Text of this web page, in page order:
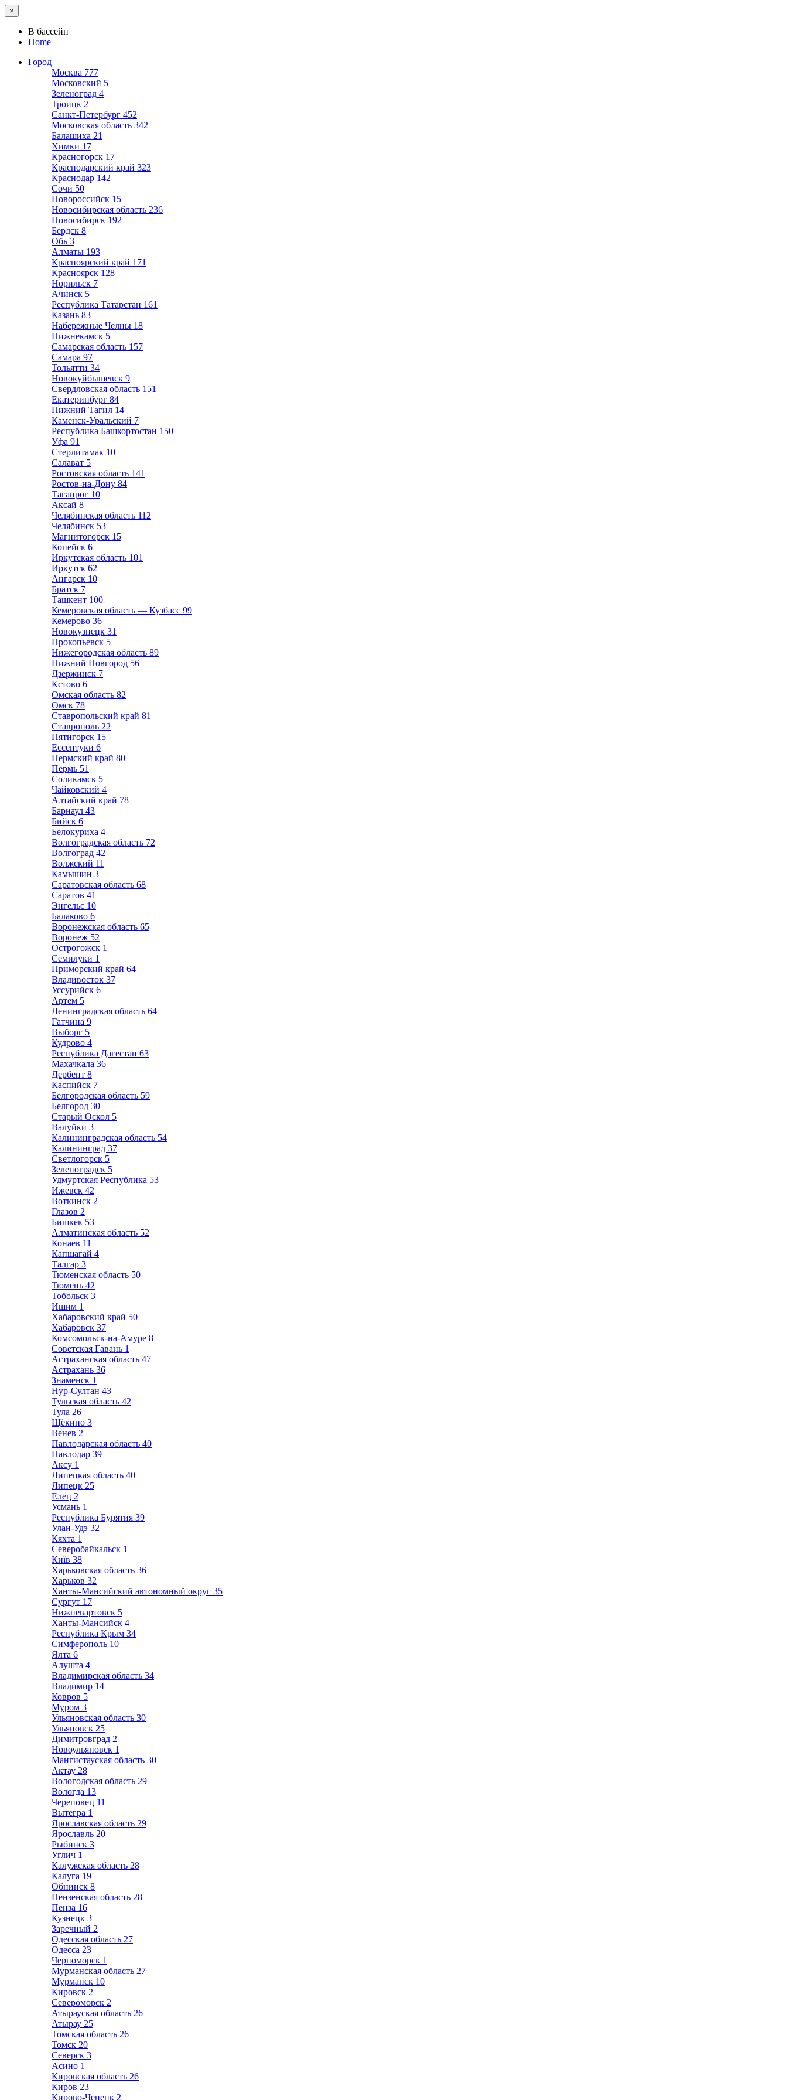
×
В бассейн
Home
Город
Москва 777
Московский 5
Зеленоград 4
Троицк 2
Санкт-Петербург 452
Московская область 342
Балашиха 21
Химки 17
Красногорск 17
Краснодарский край 323
Краснодар 142
Сочи 50
Новороссийск 15
Новосибирская область 236
Новосибирск 192
Бердск 8
Обь 3
Алматы 193
Красноярский край 171
Красноярск 128
Норильск 7
Ачинск 5
Республика Татарстан 161
Казань 83
Набережные Челны 18
Нижнекамск 5
Самарская область 157
Самара 97
Тольятти 34
Новокуйбышевск 9
Свердловская область 151
Екатеринбург 84
Нижний Тагил 14
Каменск-Уральский 7
Республика Башкортостан 150
Уфа 91
Стерлитамак 10
Салават 5
Ростовская область 141
Ростов-на-Дону 84
Таганрог 10
Аксай 8
Челябинская область 112
Челябинск 53
Магнитогорск 15
Копейск 6
Иркутская область 101
Иркутск 62
Ангарск 10
Братск 7
Ташкент 100
Кемеровская область — Кузбасс 99
Кемерово 36
Новокузнецк 31
Прокопьевск 5
Нижегородская область 89
Нижний Новгород 56
Дзержинск 7
Кстово 6
Омская область 82
Омск 78
Ставропольский край 81
Ставрополь 22
Пятигорск 15
Ессентуки 6
Пермский край 80
Пермь 51
Соликамск 5
Чайковский 4
Алтайский край 78
Барнаул 43
Бийск 6
Белокуриха 4
Волгоградская область 72
Волгоград 42
Волжский 11
Камышин 3
Саратовская область 68
Саратов 41
Энгельс 10
Балаково 6
Воронежская область 65
Воронеж 52
Острогожск 1
Семилуки 1
Приморский край 64
Владивосток 37
Уссурийск 6
Артем 5
Ленинградская область 64
Гатчина 9
Выборг 5
Кудрово 4
Республика Дагестан 63
Махачкала 36
Дербент 8
Каспийск 7
Белгородская область 59
Белгород 30
Старый Оскол 5
Валуйки 3
Калининградская область 54
Калининград 37
Светлогорск 5
Зеленоградск 5
Удмуртская Республика 53
Ижевск 42
Воткинск 2
Глазов 2
Бишкек 53
Алматинская область 52
Конаев 11
Капшагай 4
Талгар 3
Тюменская область 50
Тюмень 42
Тобольск 3
Ишим 1
Хабаровский край 50
Хабаровск 37
Комсомольск-на-Амуре 8
Советская Гавань 1
Астраханская область 47
Астрахань 36
Знаменск 1
Нур-Султан 43
Тульская область 42
Тула 26
Щёкино 3
Венев 2
Павлодарская область 40
Павлодар 39
Аксу 1
Липецкая область 40
Липецк 25
Елец 2
Усмань 1
Республика Бурятия 39
Улан-Удэ 32
Кяхта 1
Северобайкальск 1
Київ 38
Харьковская область 36
Харьков 32
Ханты-Мансийский автономный округ 35
Сургут 17
Нижневартовск 5
Ханты-Мансийск 4
Республика Крым 34
Симферополь 10
Ялта 6
Алушта 4
Владимирская область 34
Владимир 14
Ковров 5
Муром 3
Ульяновская область 30
Ульяновск 25
Димитровград 2
Новоульяновск 1
Мангистауская область 30
Актау 28
Вологодская область 29
Вологда 13
Череповец 11
Вытегра 1
Ярославская область 29
Ярославль 20
Рыбинск 3
Углич 1
Калужская область 28
Калуга 19
Обнинск 8
Пензенская область 28
Пенза 16
Кузнецк 3
Заречный 2
Одесская область 27
Одесса 23
Черноморск 1
Мурманская область 27
Мурманск 10
Кировск 2
Североморск 2
Атырауская область 26
Атырау 25
Томская область 26
Томск 20
Северск 3
Асино 1
Кировская область 26
Киров 23
Кирово-Чепецк 2